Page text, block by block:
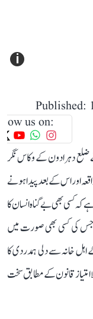
i
Published:
us on:
نے ضلع دہرادون کے وکاس نگر
اور اس کے بعد پیدا ہونے
کسی بھی بے گناہ انسان کا
جس کی کسی بھی صورت میں
خانہ سے دلی ہمدردی کا
قانون کے مطابق سخت